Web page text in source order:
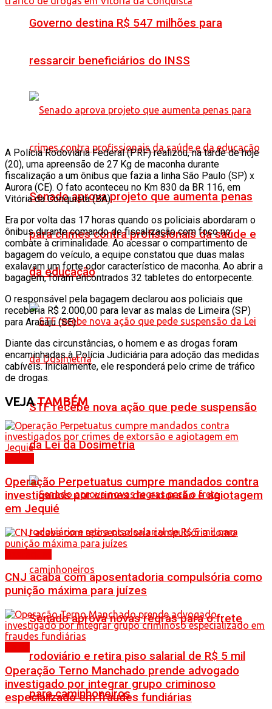
Governo destina R$ 547 milhões para
ressarcir beneficiários do INSS
Senado aprova projeto que aumenta penas
para crimes contra profissionais da saúde e
da educação
STF recebe nova ação que pede suspensão
da Lei da Dosimetria
Senado aprova novas regras para o frete
rodoviário e retira piso salarial de R$ 5 mil
para caminhoneiros
A Polícia Rodoviária Federal (PRF) realizou, na tarde de hoje
(20), uma apreensão de 27 Kg de maconha durante
fiscalização a um ônibus que fazia a linha São Paulo (SP) x
Aurora (CE). O fato aconteceu no Km 830 da BR 116, em
Vitória da Conquista (BA).
Era por volta das 17 horas quando os policiais abordaram o
ônibus durante comando de fiscalização com foco no
combate à criminalidade. Ao acessar o compartimento de
bagagem do veículo, a equipe constatou que duas malas
exalavam um forte odor característico de maconha. Ao abrir a
bagagem, foram encontrados 32 tabletes do entorpecente.
O responsável pela bagagem declarou aos policiais que
receberia R$ 2.000,00 para levar as malas de Limeira (SP)
para Aracaju (SE).
Diante das circunstâncias, o homem e as drogas foram
encaminhadas à Polícia Judiciária para adoção das medidas
cabíveis. Inicialmente, ele responderá pelo crime de tráfico
de drogas.
VEJATAMBÉM
Operação Perpetuatus cumpre mandados contra
investigados por crimes de extorsão e agiotagem
em Jequié
CNJ acaba com aposentadoria compulsória como
punição máxima para juízes
Operação Terno Manchado prende advogado
investigado por integrar grupo criminoso
especializado em fraudes fundiárias